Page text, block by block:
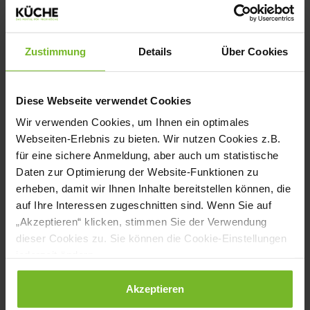
Zustimmung Details Über Cookies
Diese Webseite verwendet Cookies
Wir verwenden Cookies, um Ihnen ein optimales
Webseiten-Erlebnis zu bieten. Wir nutzen Cookies z.B.
für eine sichere Anmeldung, aber auch um statistische
Daten zur Optimierung der Website-Funktionen zu
erheben, damit wir Ihnen Inhalte bereitstellen können, die
auf Ihre Interessen zugeschnitten sind. Wenn Sie auf
„Akzeptieren“ klicken, stimmen Sie der Verwendung
dieser Cookies zu. Sie können die Cookie-Einstellungen
Datenschutzerklärung|Impressum
Akzeptieren
ob man die – je nach Warenkorb – mit
Wildschwein oder Kalb macht. Terrine
bleibt Terrine – die ist von der Verarbeitung
Zwischengang oder dem Dessert. Dieses
Grundkonzept sollte vor der Prüfung
stehen. Bei meiner eigenen Prüfung bin ich
damit sehr gut gefahren.
Und was raten Sie, um gut durch die
theoretische Prüfung zu kommen?
Ganz wichtig ist, sich die Aufgaben sehr
gründlich durchzulesen und sich zu